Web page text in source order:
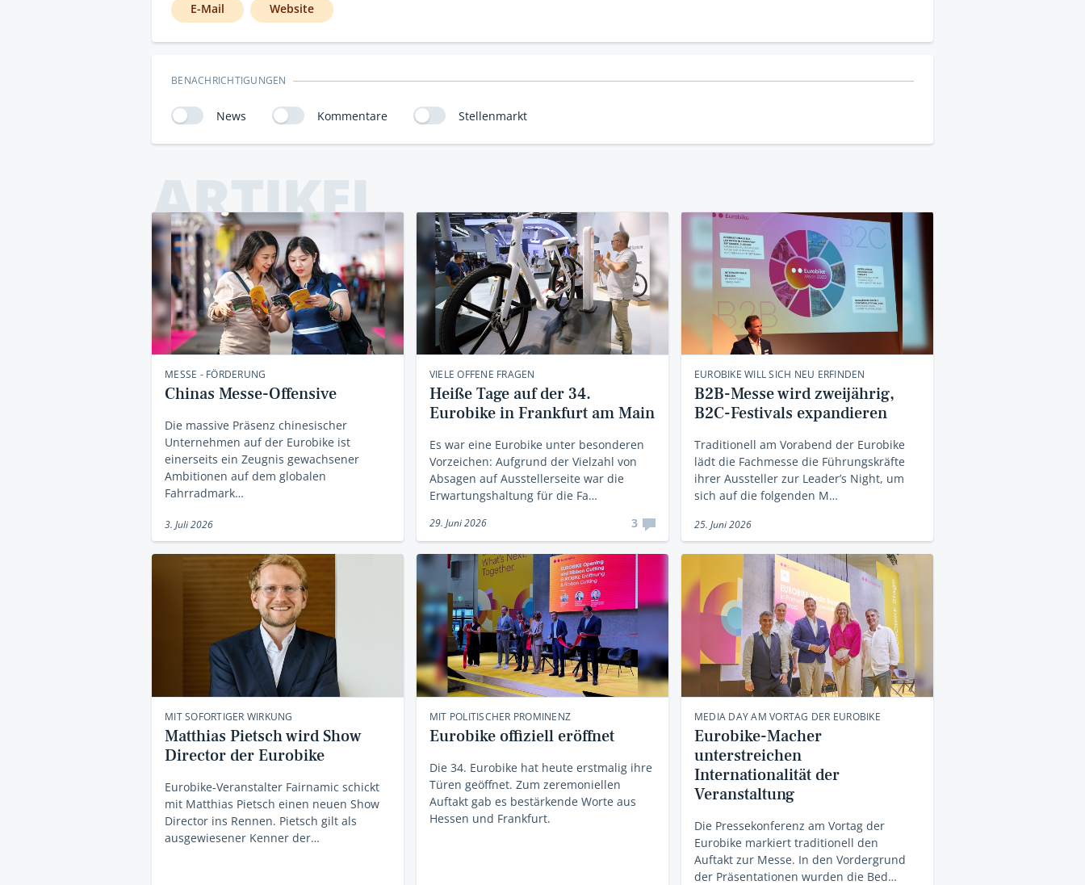
E-Mail Website
BENACHRICHTIGUNGEN
News Kommentare Stellenmarkt
ARTIKEL
MESSE - FÖRDERUNG
Chinas Messe-Offensive
Die massive Präsenz chinesischer
Unternehmen auf der Eurobike ist
einerseits ein Zeugnis gewachsener
Ambitionen auf dem globalen
Fahrradmark…
3. Juli 2026
VIELE OFFENE FRAGEN
Heiße Tage auf der 34.
Eurobike in Frankfurt am Main
Es war eine Eurobike unter besonderen
Vorzeichen: Aufgrund der Vielzahl von
Absagen auf Ausstellerseite war die
Erwartungshaltung für die Fa…
29. Juni 2026 3
EUROBIKE WILL SICH NEU ERFINDEN
B2B-Messe wird zweijährig,
B2C-Festivals expandieren
Traditionell am Vorabend der Eurobike
lädt die Fachmesse die Führungskräfte
ihrer Aussteller zur Leader’s Night, um
sich auf die folgenden M…
25. Juni 2026
MIT SOFORTIGER WIRKUNG
Matthias Pietsch wird Show
Director der Eurobike
Eurobike-Veranstalter Fairnamic schickt
mit Matthias Pietsch einen neuen Show
Director ins Rennen. Pietsch gilt als
ausgewiesener Kenner der…
MIT POLITISCHER PROMINENZ
Eurobike offiziell eröffnet
Die 34. Eurobike hat heute erstmalig ihre
Türen geöffnet. Zum zeremoniellen
Auftakt gab es bestärkende Worte aus
Hessen und Frankfurt.
MEDIA DAY AM VORTAG DER EUROBIKE
Eurobike-Macher
unterstreichen
Internationalität der
Veranstaltung
Die Pressekonferenz am Vortag der
Eurobike markiert traditionell den
Auftakt zur Messe. In den Vordergrund
der Präsentationen wurden die Bed…